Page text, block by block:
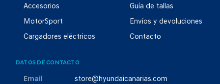
Accesorios
MotorSport
Cargadores eléctricos
Guía de tallas
Envíos y devoluciones
Contacto
DATOS DE CONTACTO
Email store@hyundaicanarias.com